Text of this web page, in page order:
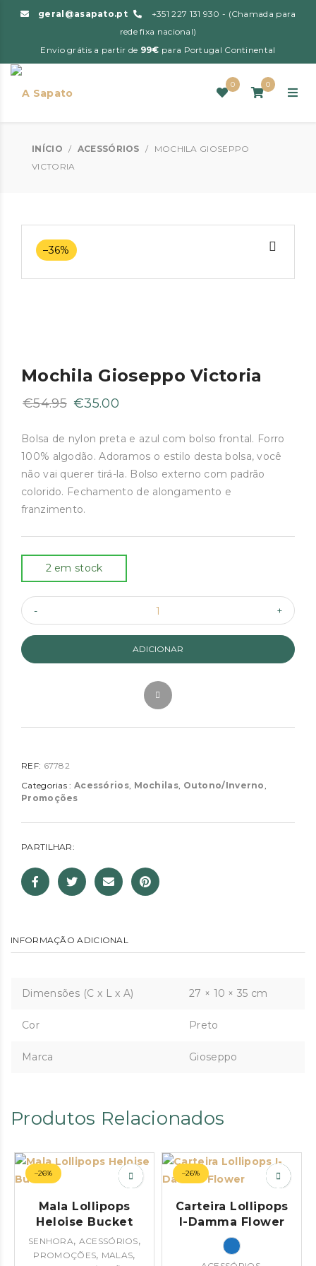
geral@asapato.pt
+351 227 131 930 - (Chamada para
rede fixa nacional)
Envio grátis a partir de 99€ para Portugal Continental
0 0
INÍCIO / ACESSÓRIOS /
MOCHILA GIOSEPPO
VICTORIA
–36%
Mochila Gioseppo Victoria
€54.95 O
original
era:
€54.95.
€35.00
atual
é:
€35.00.
Bolsa de nylon preta e azul com bolso frontal. Forro
100% algodão. Adoramos o estilo desta bolsa, você
não vai querer tirá-la. Bolso externo com padrão
colorido. Fechamento de alongamento e
franzimento.
2 em stock
ADICIONAR
REF: 67782
Categorias : Acessórios, Mochilas, Outono/Inverno,
Promoções
PARTILHAR:
INFORMAÇÃO ADICIONAL
Dimensões (C x L x A) 27 × 10 × 35 cm
Cor Preto
Marca Gioseppo
Produtos Relacionados
–26%
Mala Lollipops
Heloise Bucket
SENHORA, ACESSÓRIOS,
PROMOÇÕES, MALAS,
–26%
Carteira Lollipops
I-Damma Flower